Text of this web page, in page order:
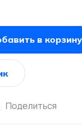
в корзину
Поделиться